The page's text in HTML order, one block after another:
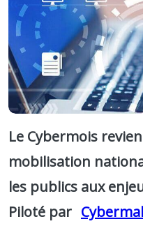
Le Cybermois
mobilisation
les publics aux
Piloté par